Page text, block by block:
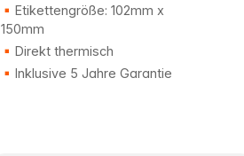
Etikettengröße: 102mm x
150mm
Direkt thermisch
Inklusive 5 Jahre Garantie